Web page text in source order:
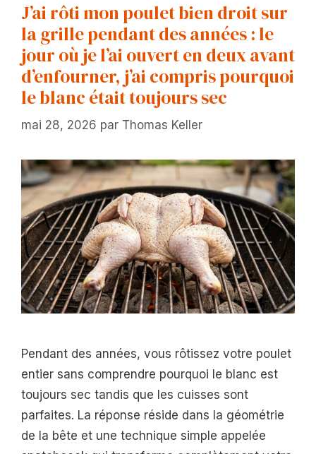
J’ai rôti mon poulet bien droit sur
la grille pendant des années : le
jour où je l’ai ouvert en deux avant
d’enfourner, j’ai compris pourquoi
le blanc était toujours sec
mai 28, 2026 par Thomas Keller
Pendant des années, vous rôtissez votre poulet
entier sans comprendre pourquoi le blanc est
toujours sec tandis que les cuisses sont
parfaites. La réponse réside dans la géométrie
de la bête et une technique simple appelée